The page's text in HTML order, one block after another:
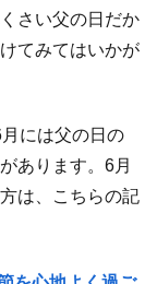
さい父の日だか
てみてはいかが
には父の日の
あります。6月
は、こちらの記